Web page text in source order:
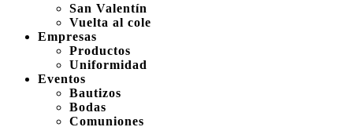
San Valentín
Vuelta al cole
Empresas
Productos
Uniformidad
Eventos
Bautizos
Bodas
Comuniones